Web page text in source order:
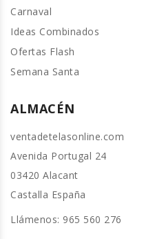
Carnaval
Ideas Combinados
Ofertas Flash
Semana Santa
ALMACÉN
ventadetelasonline.com
Avenida Portugal 24
03420 Alacant
Castalla España
Llámenos: 965 560 276